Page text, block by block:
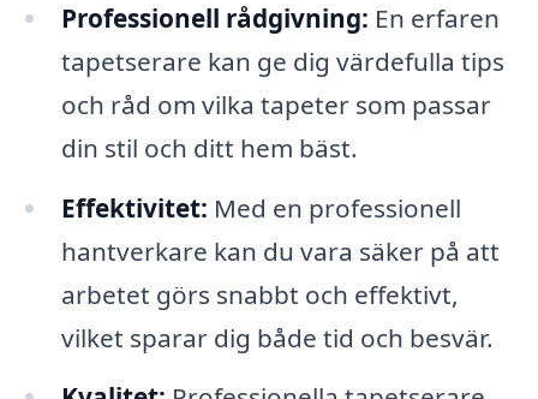
Professionell rådgivning: En erfaren
tapetserare kan ge dig värdefulla tips
och råd om vilka tapeter som passar
din stil och ditt hem bäst.
Effektivitet: Med en professionell
hantverkare kan du vara säker på att
arbetet görs snabbt och effektivt,
vilket sparar dig både tid och besvär.